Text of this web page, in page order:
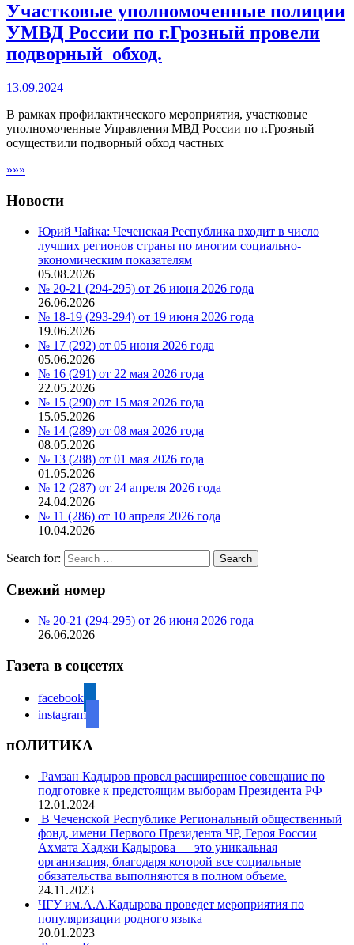
Участковые уполномоченные полиции
УМВД России по г.Грозный провели
подворный обход.
13.09.2024
В рамках профилактического мероприятия, участковые
уполномоченные Управления МВД России по г.Грозный
осуществили подворный обход частных
»»»
Новости
Юрий Чайка: Чеченская Республика входит в число
лучших регионов страны по многим социально-
экономическим показателям
05.08.2026
№ 20-21 (294-295) от 26 июня 2026 года
26.06.2026
№ 18-19 (293-294) от 19 июня 2026 года
19.06.2026
№ 17 (292) от 05 июня 2026 года
05.06.2026
№ 16 (291) от 22 мая 2026 года
22.05.2026
№ 15 (290) от 15 мая 2026 года
15.05.2026
№ 14 (289) от 08 мая 2026 года
08.05.2026
№ 13 (288) от 01 мая 2026 года
01.05.2026
№ 12 (287) от 24 апреля 2026 года
24.04.2026
№ 11 (286) от 10 апреля 2026 года
10.04.2026
Search for: Search
Свежий номер
№ 20-21 (294-295) от 26 июня 2026 года
26.06.2026
Газета в соцсетях
facebook
instagram
пОЛИТИКА
Рамзан Кадыров провел расширенное совещание по
подготовке к предстоящим выборам Президента РФ
12.01.2024
В Чеченской Республике Региональный общественный
фонд, имени Первого Президента ЧР, Героя России
Ахмата Хаджи Кадырова — это уникальная
организация, благодаря которой все социальные
обязательства выполняются в полном объеме.
24.11.2023
ЧГУ им.А.А.Кадырова проведет мероприятия по
популяризации родного языка
20.01.2023